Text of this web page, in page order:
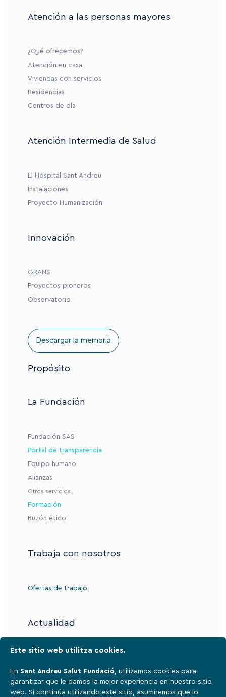
Este sitio web utilitza cookies.
En Sant Andreu Salut Fundació, utilizamos cookies para
garantizar que le damos la mejor experiencia en nuestro sitio
web. Si continúa utilizando este sitio, asumiremos que lo
Atención a las personas mayores
¿Qué ofrecemos?
Atención en casa
Viviendas con servicios
Residencias
Centros de día
Atención Intermedia de Salud
El Hospital Sant Andreu
Instalaciones
Proyecto Humanización
Innovación
GRANS
Proyectos pioneros
Observatorio
Descargar la memoria
Propósito
La Fundación
Fundación SAS
Portal de transparencia
Equipo humano
Alianzas
Otros servicios
Formación
Buzón ético
Trabaja con nosotros
Ofertas de trabajo
Actualidad
Aviso legal